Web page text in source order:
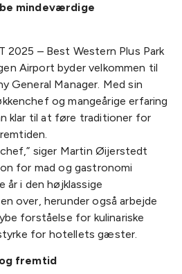
mindeværdige
2025 – Best Western Plus Park
Airport byder velkommen til
General Manager. Med sin
og mangeårige erfaring
klar til at føre traditioner for
siger Martin Øijerstedt
for mad og gastronomi
år i den højklassige
over, herunder også arbejde
forståelse for kulinariske
for hotellets gæster.
fremtid